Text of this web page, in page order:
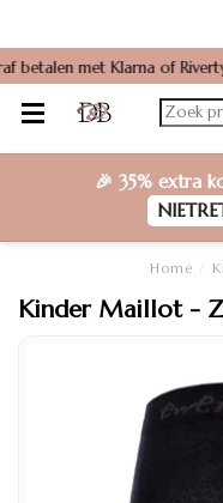
🎉 35% extra
Home
Kinder Maillot -